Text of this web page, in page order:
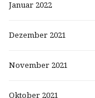
Januar 2022
Dezember 2021
November 2021
Oktober 2021